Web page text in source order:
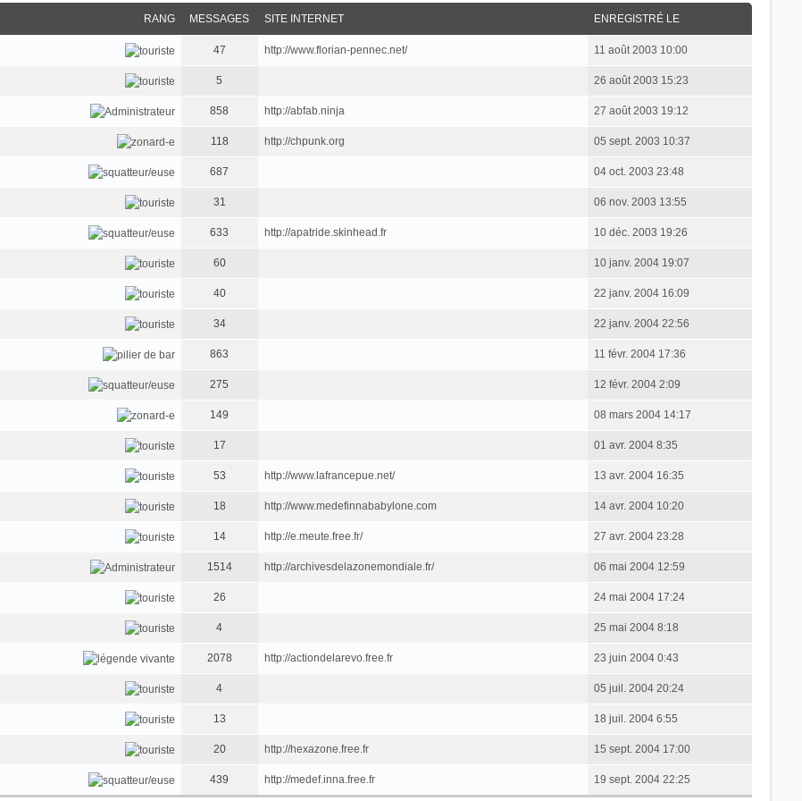
RANG MESSAGES SITE INTERNET ENREGISTRÉ LE
47 http://www.florian-pennec.net/ 11 août 2003 10:00
5 26 août 2003 15:23
858 http://abfab.ninja 27 août 2003 19:12
118 http://chpunk.org 05 sept. 2003 10:37
687 04 oct. 2003 23:48
31 06 nov. 2003 13:55
633 http://apatride.skinhead.fr 10 déc. 2003 19:26
60 10 janv. 2004 19:07
40 22 janv. 2004 16:09
34 22 janv. 2004 22:56
863 11 févr. 2004 17:36
275 12 févr. 2004 2:09
149 08 mars 2004 14:17
17 01 avr. 2004 8:35
53 http://www.lafrancepue.net/ 13 avr. 2004 16:35
18 http://www.medefinnababylone.com 14 avr. 2004 10:20
14 http://e.meute.free.fr/ 27 avr. 2004 23:28
1514 http://archivesdelazonemondiale.fr/ 06 mai 2004 12:59
26 24 mai 2004 17:24
4 25 mai 2004 8:18
2078 http://actiondelarevo.free.fr 23 juin 2004 0:43
4 05 juil. 2004 20:24
13 18 juil. 2004 6:55
20 http://hexazone.free.fr 15 sept. 2004 17:00
439 http://medef.inna.free.fr 19 sept. 2004 22:25